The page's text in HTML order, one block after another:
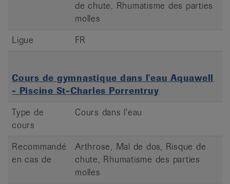
de chute, Rhumatisme des parties
molles
Ligue
FR
Cours de gymnastique dans l'eau Aquawell
- Piscine St-Charles Porrentruy
Type de
cours
Cours dans l'eau
Recommandé
en cas de
Arthrose, Mal de dos, Risque de
chute, Rhumatisme des parties
molles